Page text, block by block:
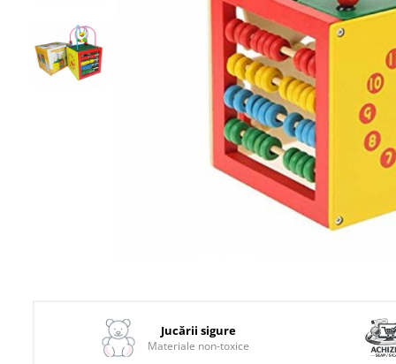
3–4 ani
Balansoare & Covorase deJucării sigure
Materiale non-toxice